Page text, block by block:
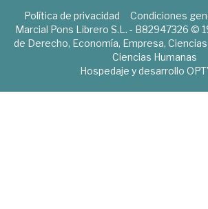
Política de privacidad Condiciones
Marcial Pons Librero S.L. - B82947326 ©
de Derecho, Economía, Empresa,
Ciencias Humanas
Hospedaje y desarrollo